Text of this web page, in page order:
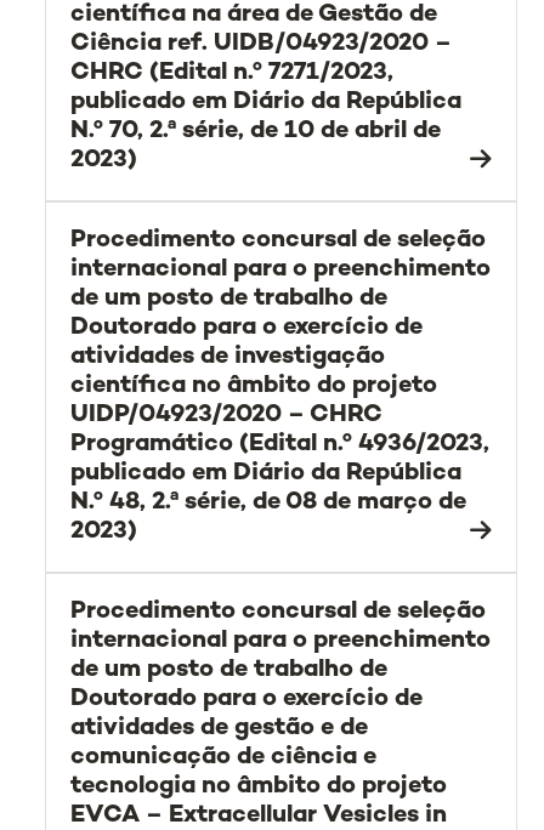
científica na área de Gestão de
Ciência ref. UIDB/04923/2020 –
CHRC (Edital n.º 7271/2023,
publicado em Diário da República
N.º 70, 2.ª série, de 10 de abril de
2023)
Procedimento concursal de seleção
internacional para o preenchimento
de um posto de trabalho de
Doutorado para o exercício de
atividades de investigação
científica no âmbito do projeto
UIDP/04923/2020 – CHRC
Programático (Edital n.º 4936/2023,
publicado em Diário da República
N.º 48, 2.ª série, de 08 de março de
2023)
Procedimento concursal de seleção
internacional para o preenchimento
de um posto de trabalho de
Doutorado para o exercício de
atividades de gestão e de
comunicação de ciência e
tecnologia no âmbito do projeto
EVCA – Extracellular Vesicles in